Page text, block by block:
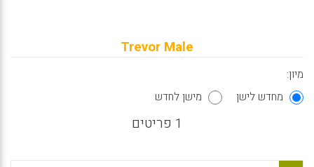
Trevor Male
מיון:
מחדש לישן
מישן לחדש
1 פריטים